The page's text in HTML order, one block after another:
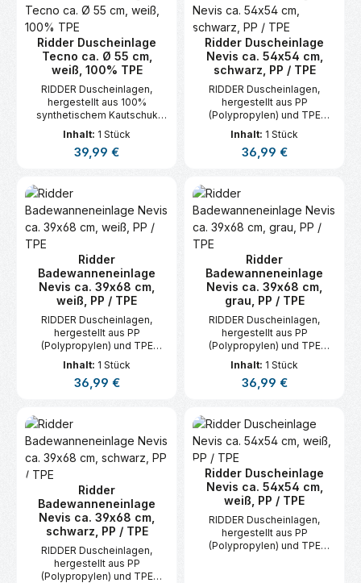
Ridder Duscheinlage
Tecno ca. Ø 55 cm,
weiß, 100% TPE
RIDDER Duscheinlagen,
hergestellt aus 100%
synthetischem Kautschuk
Inhalt: 1 Stück
Regulärer Preis:
39,99 €
Ridder Duscheinlage
Nevis ca. 54x54 cm,
schwarz, PP / TPE
RIDDER Duscheinlagen,
hergestellt aus PP
(Polypropylen) und TPE
Elastomer) sind
hautsymphatisch.
Inhalt: 1 Stück
Regulärer Preis:
36,99 €
Ridder
Badewanneneinlage
Nevis ca. 39x68 cm,
weiß, PP / TPE
RIDDER Duscheinlagen,
hergestellt aus PP
(Polypropylen) und TPE
Elastomer) sind
hautsymphatisch.
Inhalt: 1 Stück
Regulärer Preis:
36,99 €
Ridder
Badewanneneinlage
Nevis ca. 39x68 cm,
grau, PP / TPE
RIDDER Duscheinlagen,
hergestellt aus PP
(Polypropylen) und TPE
Elastomer) sind
hautsymphatisch.
Inhalt: 1 Stück
Regulärer Preis:
36,99 €
Ridder
Badewanneneinlage
Nevis ca. 39x68 cm,
schwarz, PP / TPE
RIDDER Duscheinlagen,
hergestellt aus PP
(Polypropylen) und TPE
Ridder Duscheinlage
Nevis ca. 54x54 cm,
weiß, PP / TPE
RIDDER Duscheinlagen,
hergestellt aus PP
(Polypropylen) und TPE